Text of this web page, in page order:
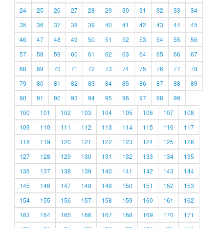
24
25 26 27 28 29 30 31 32 33
34
35
36 37 38 39 40 41 42 43 44
45
46
47 48 49 50 51 52 53 54 55
56
57
58 59 60 61 62 63 64 65 66
67
68
69 70 71 72 73 74 75 76 77
78
79
80 81 82 83 84 85 86 87 88
89
90
91 92 93 94 95 96 97 98
99
100
101 102 103 104 105 106 107
108
109
110 111 112 113 114 115 116
117
118
119 120 121 122 123 124 125
126
127
128 129 130 131 132 133 134
135
136
137 138 139 140 141 142 143
144
145
146 147 148 149 150 151 152
153
154
155 156 157 158 159 160 161
162
163
164 165 166 167 168 169 170
171